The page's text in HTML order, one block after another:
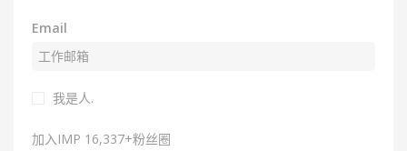
Email
我是人.
加入IMP 16,337+粉丝圈